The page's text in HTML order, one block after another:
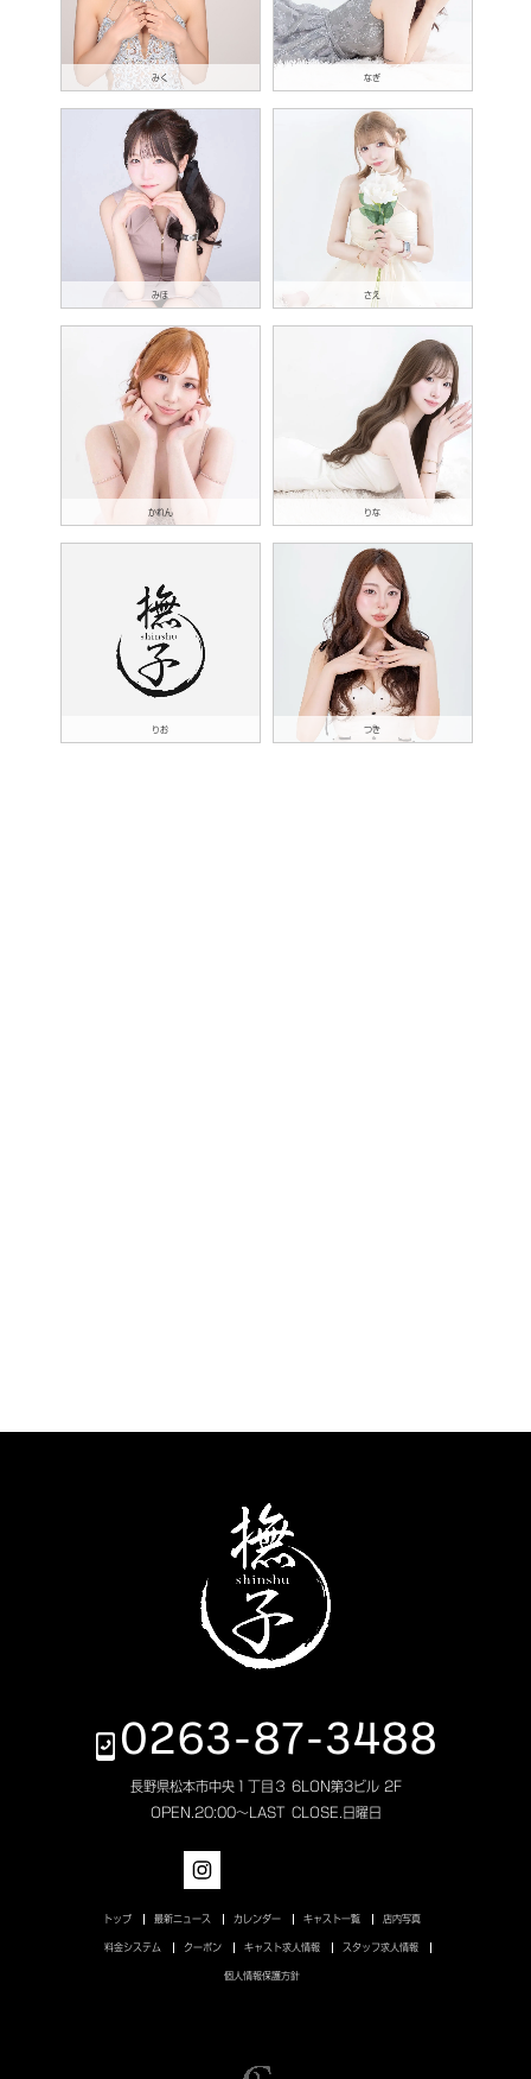
みく なぎ
みほ さえ
かれん りな
りお つき
0263-87-3488
長野県松本市中央１丁目３ 6LON第3ビル 2F
OPEN. 20:00～LAST CLOSE. 日曜日
トップ 最新ニュース カレンダー キャスト一覧 店内写真
料金システム クーポン キャスト求人情報 スタッフ求人情報
個人情報保護方針